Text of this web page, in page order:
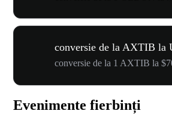
conversie de la AXTIB la
conversie de la 1 AXTIB la
Evenimente fierbinți